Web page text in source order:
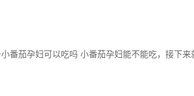
番茄孕妇可以吃吗 小番茄孕妇能不能吃，接下来